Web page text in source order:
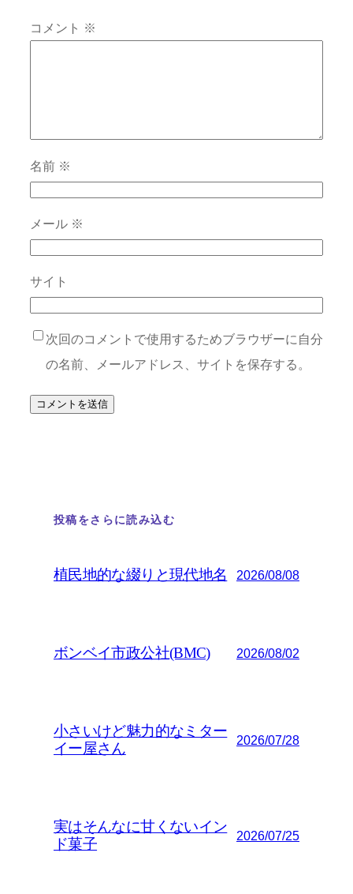
コメント ※
名前 ※
メール ※
サイト
次回のコメントで使用するためブラウザーに自分
の名前、メールアドレス、サイトを保存する。
投稿をさらに読み込む
植民地的な綴りと現代地名 2026/08/08
ボンベイ市政公社(BMC) 2026/08/02
小さいけど魅力的なミター
イー屋さん
2026/07/28
実はそんなに甘くないイン
ド菓子
2026/07/25